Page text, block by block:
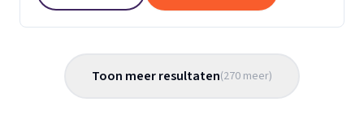
Toon meer resultaten(270 meer)